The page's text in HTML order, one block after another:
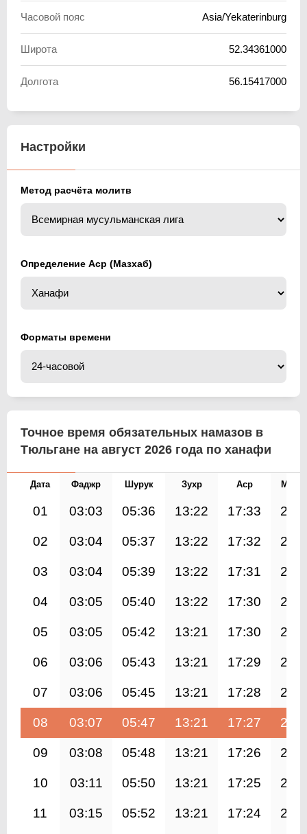
Часовой пояс Asia/Yekaterinburg
Широта 52.34361000
Долгота 56.15417000
Настройки
Метод расчёта молитв
Определение Аср (Мазхаб)
Форматы времени
Точное время обязательных намазов в
Тюльгане на август 2026 года по ханафи
Дата Фаджр Шурук Зухр Аср
01 03:03 05:36 13:22 17:33
02 03:04 05:37 13:22 17:32
03 03:04 05:39 13:22 17:31
04 03:05 05:40 13:22 17:30
05 03:05 05:42 13:21 17:30
06 03:06 05:43 13:21 17:29
07 03:06 05:45 13:21 17:28
08 03:07 05:47 13:21 17:27
09 03:08 05:48 13:21 17:26
10 03:11 05:50 13:21 17:25
11 03:15 05:52 13:21 17:24